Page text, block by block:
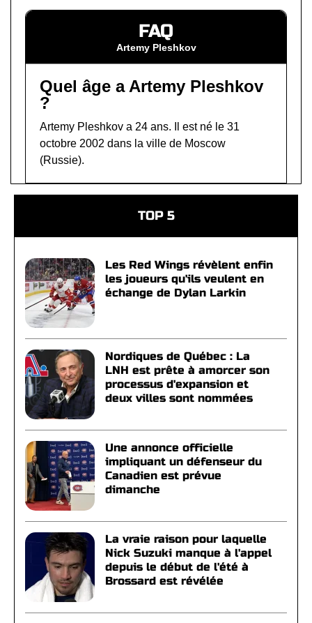
FAQ
Artemy Pleshkov
Quel âge a Artemy Pleshkov
?
Artemy Pleshkov a 24 ans. Il est né le 31
octobre 2002 dans la ville de Moscow
(Russie).
TOP 5
Les Red Wings révèlent enfin
les joueurs qu'ils veulent en
échange de Dylan Larkin
Nordiques de Québec : La
LNH est prête à amorcer son
processus d'expansion et
deux villes sont nommées
Une annonce officielle
impliquant un défenseur du
Canadien est prévue
dimanche
La vraie raison pour laquelle
Nick Suzuki manque à l'appel
depuis le début de l'été à
Brossard est révélée